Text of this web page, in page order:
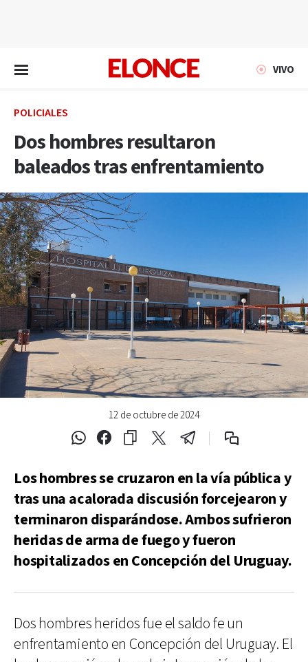
VIVO
POLICIALES
Dos hombres resultaron
baleados tras enfrentamiento
12 de octubre de 2024
Los hombres se cruzaron en la vía pública y
tras una acalorada discusión forcejearon y
terminaron disparándose. Ambos sufrieron
heridas de arma de fuego y fueron
hospitalizados en Concepción del Uruguay.
Dos hombres heridos fue el saldo fe un
enfrentamiento en Concepción del Uruguay. El